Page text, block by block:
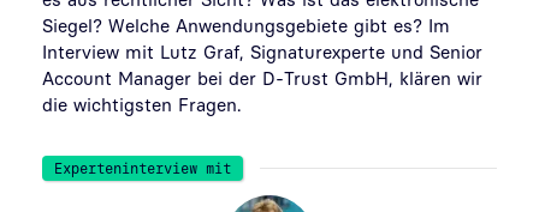
Siegel? Welche Anwendungsgebiete gibt es? Im
Interview mit Lutz Graf, Signaturexperte und Senior
Account Manager bei der D-Trust GmbH, klären wir
die wichtigsten Fragen.
Experteninterview mit